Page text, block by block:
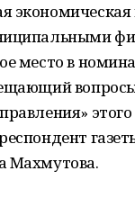
место в
Махмутова.